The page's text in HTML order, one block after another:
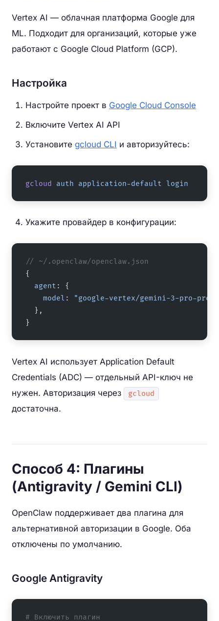
Vertex AI — облачная платформа Google для
ML. Подходит для организаций, которые уже
работают с Google Cloud Platform (GCP).
Настройка
Настройте проект в Google Cloud Console
Включите Vertex AI API
Установите gcloud CLI и авторизуйтесь:
gcloud auth application-default login
Укажите провайдер в конфигурации:
// ~/.openclaw/openclaw.json
{
  agent
: {
    model
:
"google-vertex/gemini-3-pro-
  },
}
Vertex AI использует Application Default
Credentials (ADC) — отдельный API-ключ не
нужен. Авторизация через
gcloud
достаточна.
Способ 4: Плагины
(Antigravity / Gemini CLI)
OpenClaw поддерживает два плагина для
альтернативной авторизации в Google. Оба
отключены по умолчанию.
Google Antigravity
# Включить плагин